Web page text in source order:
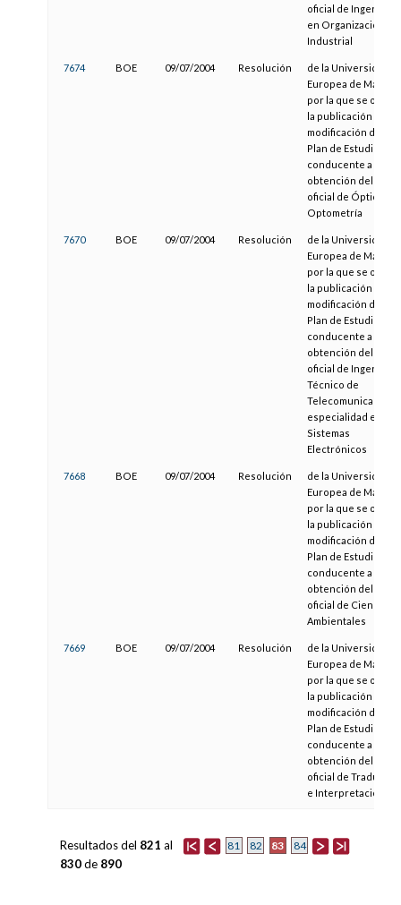
oficial de Ingeniero
en Organización
Industrial
7674 BOE 09/07/2004 Resolución
de la Universidad
Europea de Madrid,
por la que se
la publicación de la
modificación del
Plan de Estudios
conducente a la
obtención del título
oficial de Óptica y
Optometría
7670 BOE 09/07/2004 Resolución
de la Universidad
Europea de Madrid,
por la que se
la publicación de la
modificación del
Plan de Estudios
conducente a la
obtención del título
oficial de Ingeniero
Técnico de
Telecomunicación,
especialidad en
Sistemas
Electrónicos
7668 BOE 09/07/2004 Resolución
de la Universidad
Europea de Madrid,
por la que se
la publicación de la
modificación del
Plan de Estudios
conducente a la
obtención del título
oficial de Ciencias
Ambientales
7669 BOE 09/07/2004 Resolución
de la Universidad
Europea de Madrid,
por la que se
la publicación de la
modificación del
Plan de Estudios
conducente a la
obtención del título
oficial de
e Interpretación
81 82 83 84
Resultados del 821 al
830de 890